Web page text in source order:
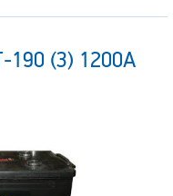
190 (3) 1200А